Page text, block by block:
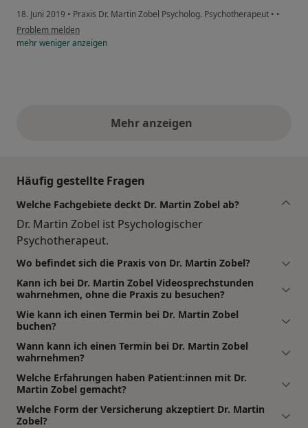
18. Juni 2019 • Praxis Dr. Martin Zobel Psycholog. Psychotherapeut • •
Problem melden
mehrwenigeranzeigen
Mehr anzeigenobige Stellungnahmen
Häufig gestellte Fragen
Welche Fachgebiete deckt Dr. Martin Zobel ab?
Dr. Martin Zobel ist Psychologischer
Psychotherapeut.
Wo befindet sich die Praxis von Dr. Martin Zobel?
Kann ich bei Dr. Martin Zobel Videosprechstunden
wahrnehmen, ohne die Praxis zu besuchen?
Wie kann ich einen Termin bei Dr. Martin Zobel
buchen?
Wann kann ich einen Termin bei Dr. Martin Zobel
wahrnehmen?
Welche Erfahrungen haben Patient:innen mit Dr.
Martin Zobel gemacht?
Welche Form der Versicherung akzeptiert Dr. Martin
Zobel?